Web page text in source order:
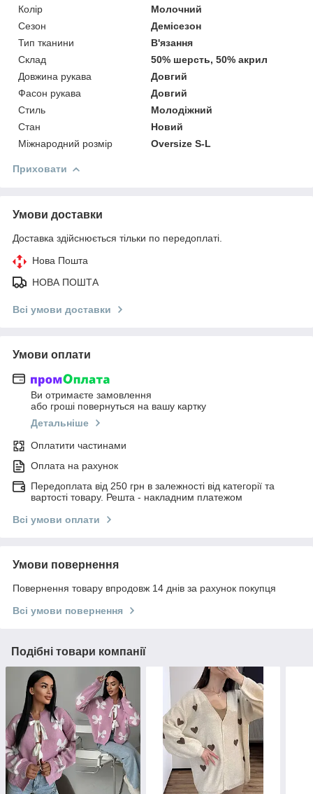
Колір
Молочний
Сезон
Демісезон
Тип тканини
В'язання
Склад
50% шерсть, 50% акрил
Довжина рукава
Довгий
Фасон рукава
Довгий
Стиль
Молодіжний
Стан
Новий
Міжнародний розмір
Oversize S-L
Приховати
Умови доставки
Доставка здійснюється тільки по передоплаті.
Нова Пошта
НОВА ПОШТА
Всі умови доставки
Умови оплати
Ви отримаєте замовлення
або гроші повернуться на вашу картку
Детальніше
Оплатити частинами
Оплата на рахунок
Передоплата від 250 грн в залежності від категорії та
вартості товару. Решта - накладним платежом
Всі умови оплати
Умови повернення
Повернення товару впродовж 14 днів за рахунок покупця
Всі умови повернення
Подібні товари компанії